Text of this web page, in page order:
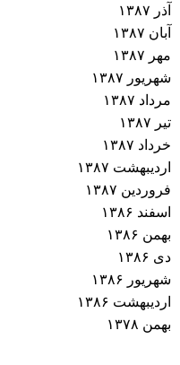
آذر ۱۳۸۷
آبان ۱۳۸۷
مهر ۱۳۸۷
شهریور ۱۳۸۷
مرداد ۱۳۸۷
تیر ۱۳۸۷
خرداد ۱۳۸۷
اردیبهشت ۱۳۸۷
فروردین ۱۳۸۷
اسفند ۱۳۸۶
بهمن ۱۳۸۶
دی ۱۳۸۶
شهریور ۱۳۸۶
اردیبهشت ۱۳۸۶
بهمن ۱۳۷۸